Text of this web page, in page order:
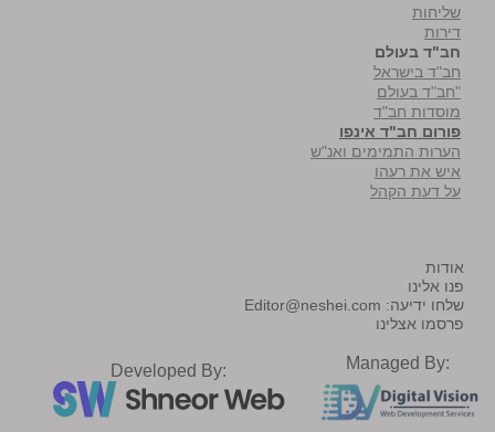
שליחות
דירות
חב"ד בעולם
חב"ד בישראל
"חב"ד בעולם
מוסדות חב"ד
פורום חב"ד אינפו
הערות התמימים ואנ"ש
איש את רעהו
על דעת הקהל
אודות
פנו אלינו
שלחו ידיעה: Editor@neshei.com
פרסמו אצלינו
Developed By: Managed By: